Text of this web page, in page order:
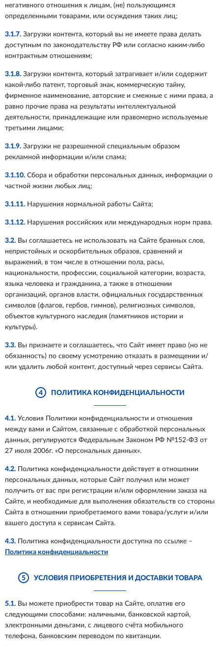
негативного отношения к лицам, (не) пользующимся
определенными товарами, или осуждения таких лиц;
3.1.7. Загрузки контента, который вы не имеете права делать
доступным по законодательству РФ или согласно каким-либо
контрактным отношениям;
3.1.8. Загрузки контента, который затрагивает и/или содержит
какой-либо патент, торговый знак, коммерческую тайну,
фирменное наименование, авторские и смежные с ними права, а
равно прочие права на результаты интеллектуальной
деятельности, принадлежащие или правомерно используемые
третьими лицами;
3.1.9. Загрузки не разрешенной специальным образом
рекламной информации и/или спама;
3.1.10. Сбора и обработки персональных данных, информации о
частной жизни любых лиц;
3.1.11. Нарушения нормальной работы Сайта;
3.1.12. Нарушения российских или международных норм права.
3.2. Вы соглашаетесь не использовать на Сайте бранных слов,
непристойных и оскорбительных образов, сравнений и
выражений, в том числе в отношении пола, расы,
национальности, профессии, социальной категории, возраста,
языка человека и гражданина, а также в отношении
организаций, органов власти, официальных государственных
символов (флагов, гербов, гимнов), религиозных символов,
объектов культурного наследия (памятников истории и
культуры).
3.3. Вы признаете и соглашаетесь, что Сайт имеет право (но не
обязанность) по своему усмотрению отказать в размещении и/
или удалить любой контент, доступный через сервисы Сайта.
4 ПОЛИТИКА КОНФИДЕНЦИАЛЬНОСТИ
4.1. Условия Политики конфиденциальности и отношения
между вами и Сайтом, связанные с обработкой персональных
данных, регулируются Федеральным Законом РФ №152-ФЗ от
27 июля 2006г. «О персональных данных».
4.2. Политика конфиденциальности действует в отношении
персональных данных, которые Сайт получил или может
получить от вас при регистрации и/или оформлении заказа на
Сайте, и необходимые для выполнения обязательств со стороны
Сайта в отношении приобретаемого вами товара/услуги и/или
вашего доступа к сервисам Сайта.
4.3. Политика конфиденциальности доступна по ссылке –
Политика конфиденциальности
5 УСЛОВИЯ ПРИОБРЕТЕНИЯ И ДОСТАВКИ ТОВАРА
5.1. Вы можете приобрести товар на Сайте, оплатив его
следующими способами: наличными, банковской картой,
электронными деньгами, с лицевого счёта мобильного
телефона, банковским переводом по квитанции.